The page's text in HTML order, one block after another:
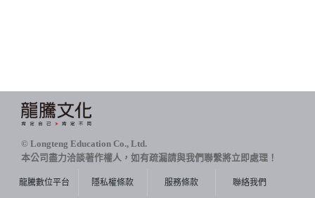
© Longteng Education Co., Ltd.
本公司盡力洽談著作權人，如有疏漏請與我們聯繫將立即處理！
龍騰數位平台 隱私權條款 服務條款 聯絡我們